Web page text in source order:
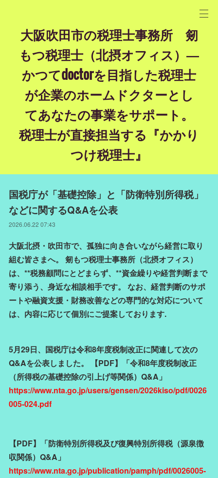
大阪吹田市の税理士事務所 剱
もつ税理士（北摂オフィス）―
かつてdoctorを目指した税理士
が企業のホームドクターとし
てあなたの事業をサポート。
税理士が直接担当する『かかり
つけ税理士』
国税庁が「基礎控除」と「防衛特別所得税」
などに関するQ&Aを公表
2026.06.22 07:43
大阪北摂・吹田市で、孤独に向き合いながら経営に取り
組む皆さまへ。 剱もつ税理士事務所（北摂オフィス）
は、**税務顧問にとどまらず、**資金繰りや経営判断まで
寄り添う、身近な相談相手です。 なお、経営判断のサポ
ートや融資支援・財務改善などの専門的な対応について
は、内容に応じて個別にご提案しております.
5月29日、国税庁は令和8年度税制改正に関連して次の
Q&Aを公表しました。 【PDF】「令和8年度税制改正
（所得税の基礎控除の引上げ等関係）Q&A」
https://www.nta.go.jp/users/gensen/2026kiso/pdf/0026
005-024.pdf
【PDF】「防衛特別所得税及び復興特別所得税（源泉徴
収関係）Q&A」
https://www.nta.go.jp/publication/pamph/pdf/0026005-